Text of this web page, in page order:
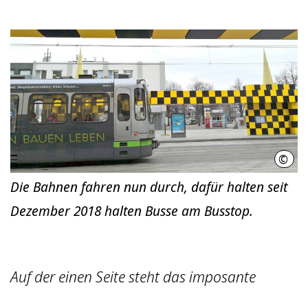
©
Die Bahnen fahren nun durch, dafür halten seit
Dezember 2018 halten Busse am Busstop.
Auf der einen Seite steht das imposante